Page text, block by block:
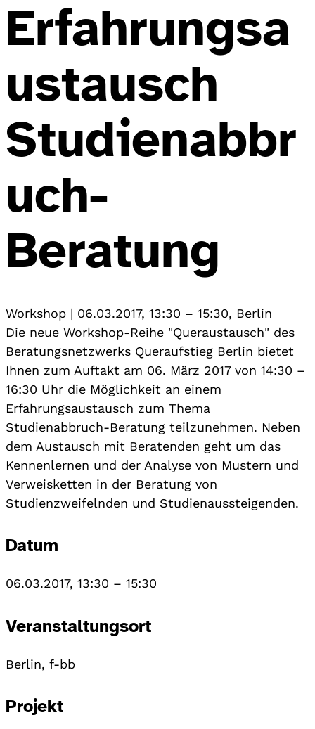
Erfahrungsa
ustausch
Studienabbr
uch-
Beratung
Workshop | 06.03.2017, 13:30 – 15:30, Berlin
Die neue Workshop-Reihe "Queraustausch" des
Beratungsnetzwerks Queraufstieg Berlin bietet
Ihnen zum Auftakt am 06. März 2017 von 14:30 –
16:30 Uhr die Möglichkeit an einem
Erfahrungsaustausch zum Thema
Studienabbruch-Beratung teilzunehmen. Neben
dem Austausch mit Beratenden geht um das
Kennenlernen und der Analyse von Mustern und
Verweisketten in der Beratung von
Studienzweifelnden und Studienaussteigenden.
Datum
06.03.2017, 13:30 – 15:30
Veranstaltungsort
Berlin, f-bb
Projekt